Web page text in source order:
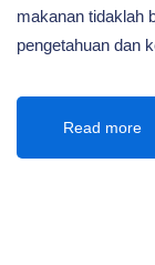
makanan tidaklah
pengetahuan dan
Read more